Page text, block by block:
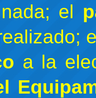
el
a la